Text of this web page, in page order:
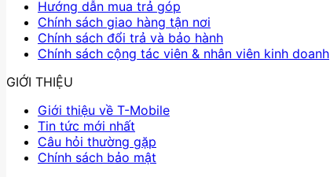
Hướng dẫn mua trả góp
Chính sách giao hàng tận nơi
Chính sách đổi trả và bảo hành
Chính sách cộng tác viên & nhân viên kinh doanh
GIỚI THIỆU
Giới thiệu về T-Mobile
Tin tức mới nhất
Câu hỏi thường gặp
Chính sách bảo mật